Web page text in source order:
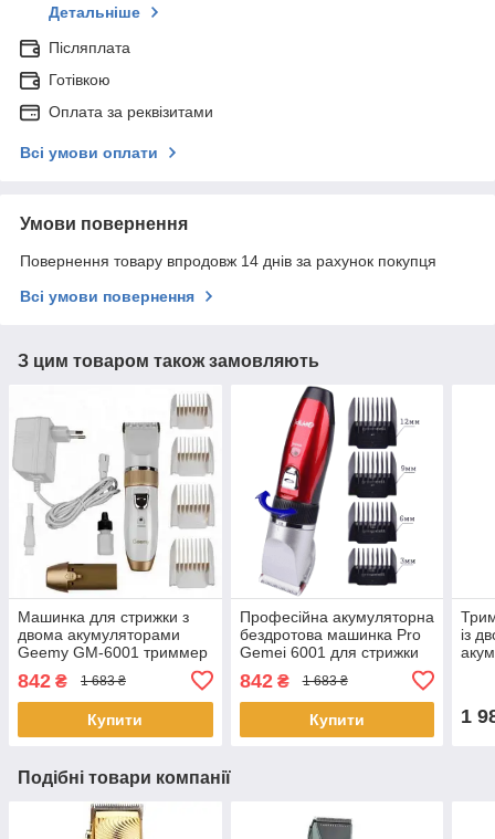
Детальніше
Післяплата
Готівкою
Оплата за реквізитами
Всі умови оплати
Умови повернення
Повернення товару впродовж 14 днів за рахунок покупця
Всі умови повернення
З цим товаром також замовляють
Машинка для стрижки з
двома акумуляторами
Geemy GM-6001 триммер
титанієві ножі
842 ₴ 1 683 ₴
Купити
Професійна акумуляторна
бездротова машинка Pro
Gemei 6001 для стрижки
842₴ 1 683 ₴
Купити
із
1
Подібні товари компанії